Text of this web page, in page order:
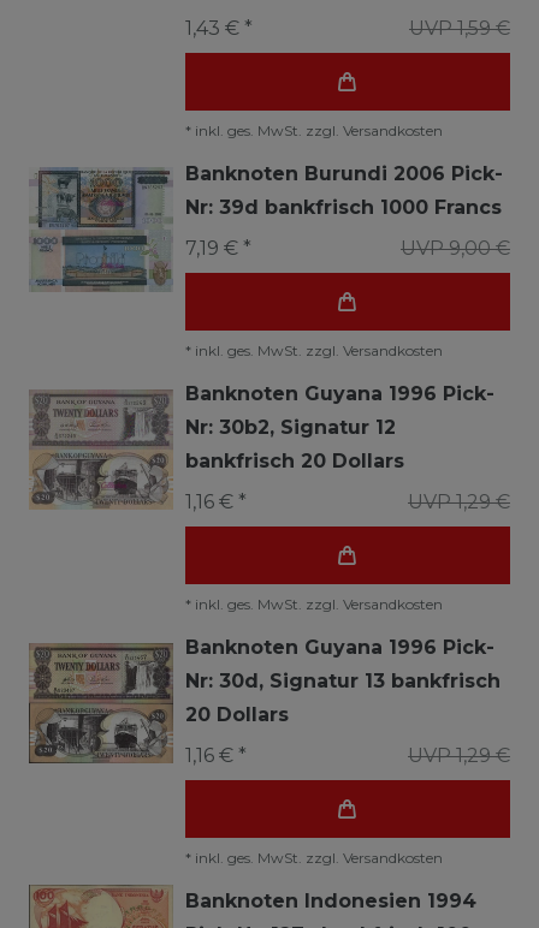
UVP 1,59 €
1,43 € *
* inkl. ges. MwSt. zzgl. Versandkosten
Banknoten Burundi 2006 Pick-
Nr: 39d bankfrisch 1000 Francs
UVP 9,00 €
7,19 € *
* inkl. ges. MwSt. zzgl. Versandkosten
Banknoten Guyana 1996 Pick-
Nr: 30b2, Signatur 12
bankfrisch 20 Dollars
UVP 1,29 €
1,16 € *
* inkl. ges. MwSt. zzgl. Versandkosten
Banknoten Guyana 1996 Pick-
Nr: 30d, Signatur 13 bankfrisch
20 Dollars
UVP 1,29 €
1,16 € *
* inkl. ges. MwSt. zzgl. Versandkosten
Banknoten Indonesien 1994